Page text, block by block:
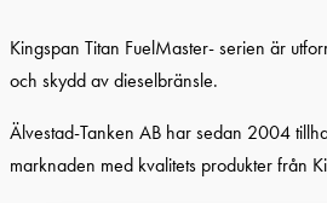
Kingspan Titan FuelMaster- serien är
och skydd av dieselbränsle.
Älvestad-Tanken AB har sedan 2004
marknaden med kvalitets produkter från